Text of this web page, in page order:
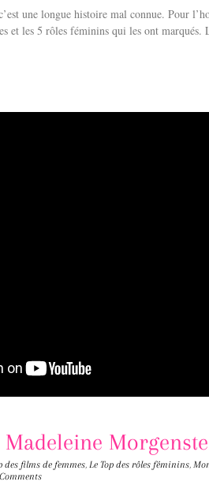
une longue histoire mal connue. Pour
et les 5 rôles féminins qui les ont marqués.
Madeleine
des films de femmes, Le Top des rôles féminins,